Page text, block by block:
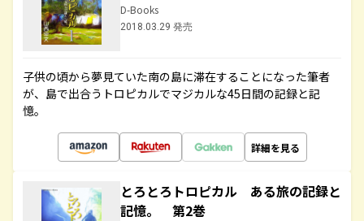
D-Books
2018.03.29 発売
子供の頃から夢見ていた南の島に滞在することになった筆者
が、島で出合うトロピカルでマジカルな45日間の記録と記
憶。
詳細を見る
とろとろトロピカル ある旅の記録と
記憶。 第2巻